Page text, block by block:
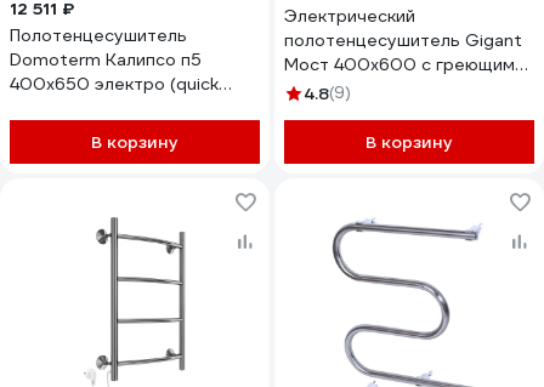
12 511 ₽
Полотенцесушитель
Domoterm Калипсо п5
400x650 электро (quick
В корзину
Электрический
полотенцесушитель Gigant
Мост 400x600 с греющим
кабелем /4 п/ PEG-06-00
4.8(9)
В корзину